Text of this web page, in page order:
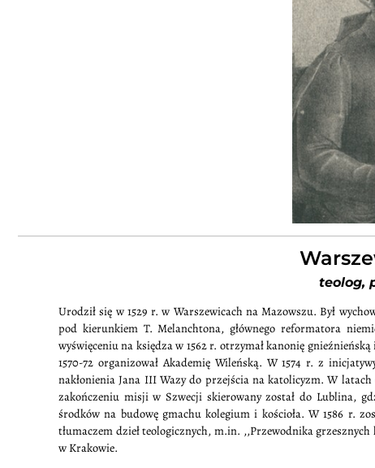
teolog,
Urodził się w 1529 r. w Warszewicach na Mazowszu. Był
pod kierunkiem T. Melanchtona, głównego reformatora
wyświęceniu na księdza w 1562 r. otrzymał kanonię
1570-72 organizował Akademię Wileńską. W 1574 r. z
nakłonienia Jana III Wazy do przejścia na katolicyzm. W
zakończeniu misji w Szwecji skierowany został do Lublina,
środków na budowę gmachu kolegium i kościoła. W 1586 r.
tłumaczem dzieł teologicznych, m.in. ,,Przewodnika grzesznych
w Krakowie.